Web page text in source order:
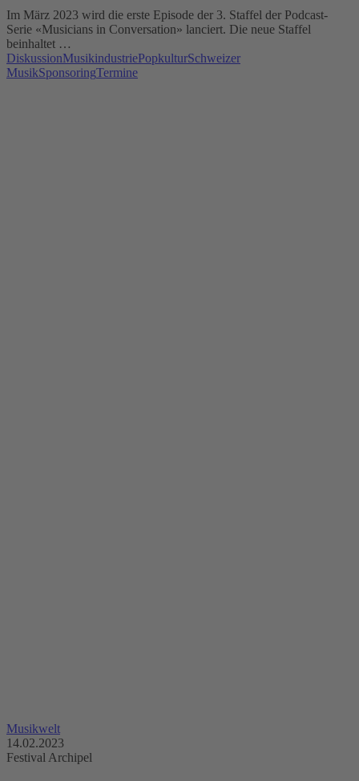
Im März 2023 wird die erste Episode der 3. Staffel der Podcast-
Serie «Musicians in Conversation» lanciert. Die neue Staffel
beinhaltet …
DiskussionMusikindustriePopkulturSchweizer
MusikSponsoringTermine
Musikwelt
14.02.2023
Festival Archipel